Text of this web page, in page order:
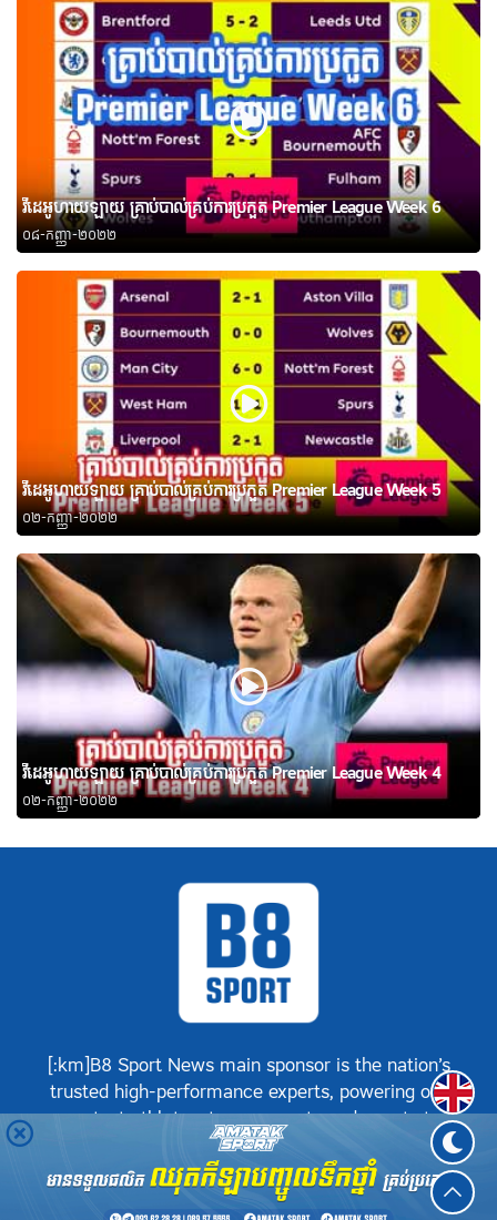
វីដេអូហាយឡាយ គ្រាប់បាល់គ្រប់ការប្រកួត Premier League Week 6
០៨-កញ្ញា-២០២២
វីដេអូហាយឡាយ គ្រាប់បាល់គ្រប់ការប្រកួត Premier League Week 5
០២-កញ្ញា-២០២២
វីដេអូហាយឡាយ គ្រាប់បាល់គ្រប់ការប្រកួត Premier League Week 4
០២-កញ្ញា-២០២២
[:km]B8 Sport News main sponsor is the nation’s
trusted high-performance experts, powering our
greatest athletes, teams, sports and events to
achieve positive success.[:]
B8 Sport News 2026. រក្សាសិទ្ធិគ្រប់យ៉ាង.